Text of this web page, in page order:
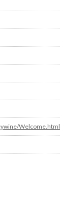
Welcome.html